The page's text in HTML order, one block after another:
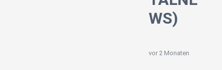
WS)
vor 2 Monaten